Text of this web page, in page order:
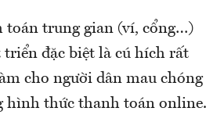
toán trung gian (ví, cổng…)
đặc biệt là cú hích rất
cho người dân mau chóng
hình thức thanh toán online.